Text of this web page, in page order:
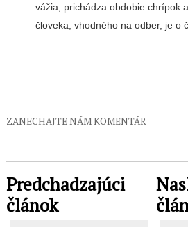
vážia, prichádza obdobie chrípok
človeka, vhodného na odber, je o
ZANECHAJTE NÁM KOMENTÁR
Predchadzajúci
článok